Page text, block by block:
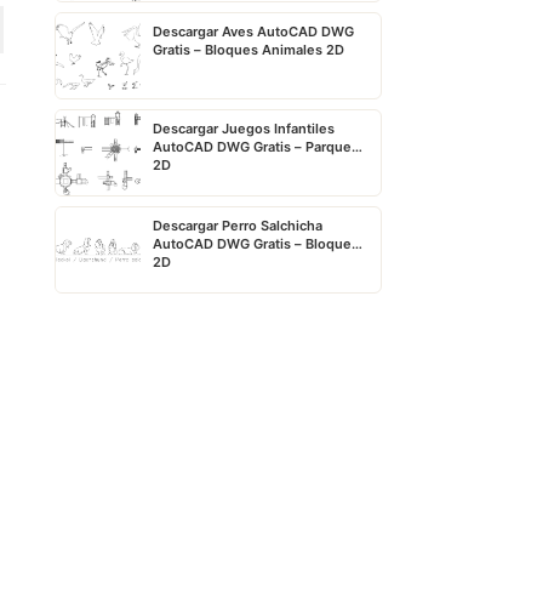
Descargar Aves AutoCAD DWG
Gratis – Bloques Animales 2D
Descargar Juegos Infantiles
AutoCAD DWG Gratis – Parque
2D
Descargar Perro Salchicha
AutoCAD DWG Gratis – Bloque
2D